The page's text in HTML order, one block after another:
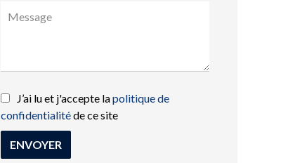
J’ai lu et j'accepte lapolitique de
confidentialitéde ce site
ENVOYER